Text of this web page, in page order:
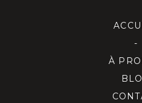
-
À